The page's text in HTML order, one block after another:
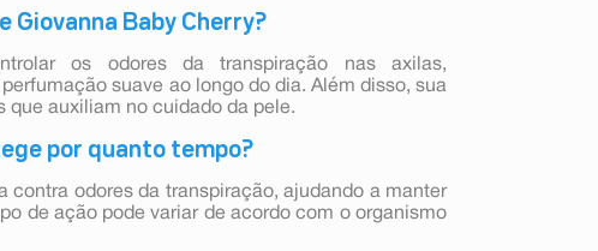
Giovanna Baby Cherry?
os odores da transpiração nas axilas,
suave ao longo do dia. Além disso, sua
auxiliam no cuidado da pele.
por quanto tempo?
contra odores da transpiração, ajudando a manter
de ação pode variar de acordo com o organismo